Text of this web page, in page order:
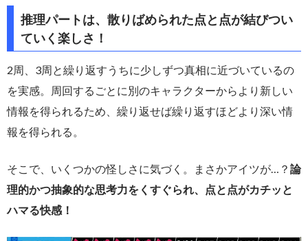
推理パートは、散りばめられた点と点が結びつい
ていく楽しさ！
2周、3周と繰り返すうちに少しずつ真相に近づいているの
を実感。周回するごとに別のキャラクターからより新しい
情報を得られるため、繰り返せば繰り返すほどより深い情
報を得られる。
そこで、いくつかの怪しさに気づく。まさかアイツが…？ 論
理的かつ抽象的な思考力をくすぐられ、点と点がカチッと
ハマる快感！